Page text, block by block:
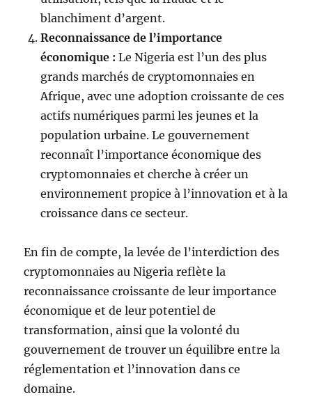
blanchiment d’argent.
Reconnaissance de l’importance
économique : Le Nigeria est l’un des plus
grands marchés de cryptomonnaies en
Afrique, avec une adoption croissante de ces
actifs numériques parmi les jeunes et la
population urbaine. Le gouvernement
reconnaît l’importance économique des
cryptomonnaies et cherche à créer un
environnement propice à l’innovation et à la
croissance dans ce secteur.
En fin de compte, la levée de l’interdiction des
cryptomonnaies au Nigeria reflète la
reconnaissance croissante de leur importance
économique et de leur potentiel de
transformation, ainsi que la volonté du
gouvernement de trouver un équilibre entre la
réglementation et l’innovation dans ce
domaine.